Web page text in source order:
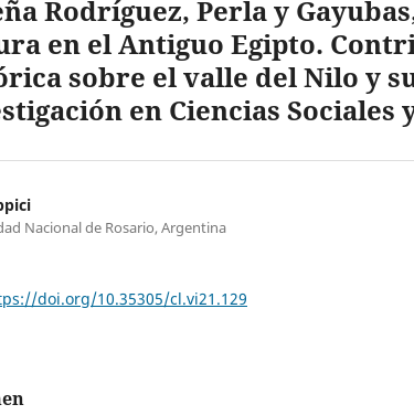
Rodríguez, Perla y
en el Antiguo Egipto.
sobre el valle del Nilo y
en Ciencias Sociales
Nacional de Rosario, Argentina
doi.org/10.35305/cl.vi21.129